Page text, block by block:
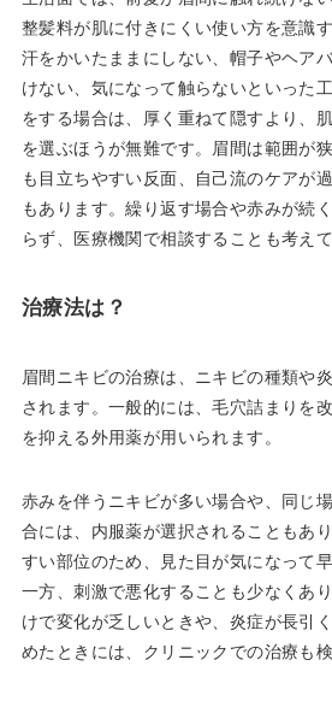
整髪料が肌に付きにくい使い方を意識
汗をかいたままにしない、帽子やヘア
けない、気になって触らないといった
をする場合は、厚く重ねて隠すより、
を選ぶほうが無難です。眉間は範囲が
も目立ちやすい反面、自己流のケアが
もあります。繰り返す場合や赤みが続
らず、医療機関で相談することも考えて
治療法は？
眉間ニキビの治療は、ニキビの種類や
されます。一般的には、毛穴詰まりを
を抑える外用薬が用いられます。
赤みを伴うニキビが多い場合や、同じ
合には、内服薬が選択されることもあ
すい部位のため、見た目が気になって
一方、刺激で悪化することも少なくあ
けで変化が乏しいときや、炎症が長引
めたときには、クリニックでの治療も